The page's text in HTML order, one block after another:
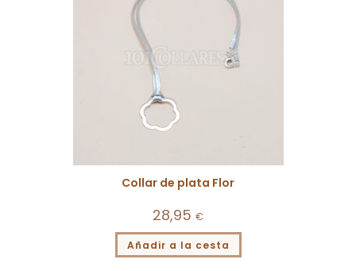
Collar de plata Flor
28,95 €
Añadir a la cesta